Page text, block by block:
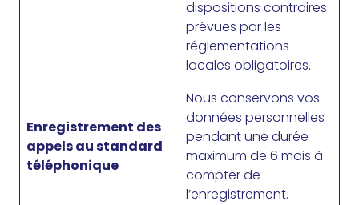
dispositions contraires
prévues par les
réglementations
locales obligatoires.
Enregistrement des
appels au standard
téléphonique
Nous conservons vos
données personnelles
pendant une durée
maximum de 6 mois à
compter de
l’enregistrement.